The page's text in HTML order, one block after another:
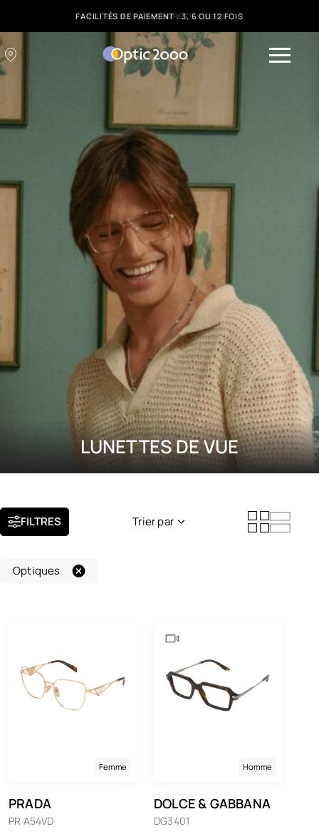
FACILITÉS DE PAIEMENT : 3, 6 OU 12 FOIS
LUNETTES DE VUE
FILTRES Trier par
Optiques
Femme
PRADA
PR A54VD
Homme
DOLCE & GABBANA
DG3401